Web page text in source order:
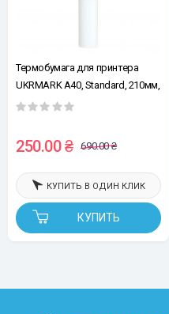
Термобумага для принтера
UKRMARK A40, Standard, 210мм,
рулон, изображение хранится
250.00 ₴ 690.00 ₴
КУПИТЬ
КУПИТЬ В ОДИН КЛИК